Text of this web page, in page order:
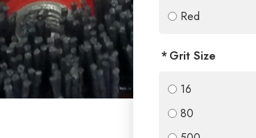
Red
Grit Size
16
80